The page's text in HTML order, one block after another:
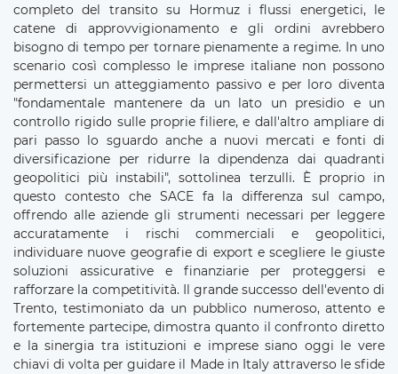
completo del transito su Hormuz i flussi energetici, le
catene di approvvigionamento e gli ordini avrebbero
bisogno di tempo per tornare pienamente a regime. In uno
scenario così complesso le imprese italiane non possono
permettersi un atteggiamento passivo e per loro diventa
"fondamentale mantenere da un lato un presidio e un
controllo rigido sulle proprie filiere, e dall'altro ampliare di
pari passo lo sguardo anche a nuovi mercati e fonti di
diversificazione per ridurre la dipendenza dai quadranti
geopolitici più instabili", sottolinea terzulli. È proprio in
questo contesto che SACE fa la differenza sul campo,
offrendo alle aziende gli strumenti necessari per leggere
accuratamente i rischi commerciali e geopolitici,
individuare nuove geografie di export e scegliere le giuste
soluzioni assicurative e finanziarie per proteggersi e
rafforzare la competitività. Il grande successo dell'evento di
Trento, testimoniato da un pubblico numeroso, attento e
fortemente partecipe, dimostra quanto il confronto diretto
e la sinergia tra istituzioni e imprese siano oggi le vere
chiavi di volta per guidare il Made in Italy attraverso le sfide